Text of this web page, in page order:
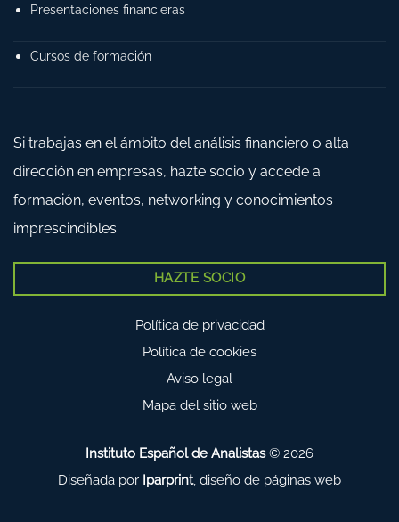
Presentaciones financieras
Cursos de formación
Si trabajas en el ámbito del análisis financiero o alta
dirección en empresas, hazte socio y accede a
formación, eventos, networking y conocimientos
imprescindibles.
HAZTE SOCIO
Política de privacidad
Política de cookies
Aviso legal
Mapa del sitio web
Instituto Español de Analistas© 2026
Diseñada por Iparprint, diseño de páginas web